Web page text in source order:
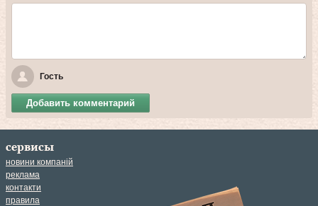
Гость
Добавить комментарий
сервисы
новини компаній
реклама
контакти
правила